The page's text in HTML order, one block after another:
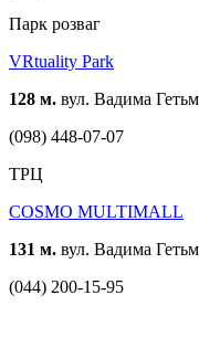
Парк розваг
VRtuality Park
128 м. вул. Вадима
(098) 448-07-07
ТРЦ
COSMO MULTIMALL
131 м. вул. Вадима
(044) 200-15-95